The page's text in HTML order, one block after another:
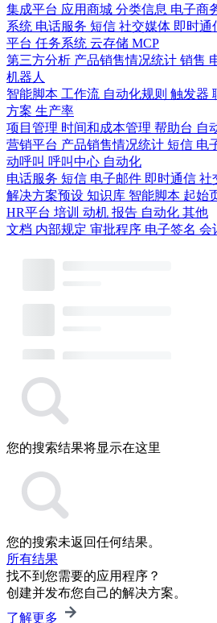
集成平台 应用商城 分类信息 电子商
系统 电话服务 短信 社交媒体 即时通
平台 任务系统 云存储 MCP
第三方分析 产品销售情况统计 销售
机器人
智能脚本 工作流 自动化规则 触发器
方案 生产率
项目管理 时间和成本管理 帮助台 自
营销平台 产品销售情况统计 短信 电
动呼叫 呼叫中心 自动化
电话服务 短信 电子邮件 即时通信 社
解决方案预设 知识库 智能脚本 起始
HR平台 培训 动机 报告 自动化 其他
文档 内部规定 审批程序 电子签名 会
您的搜索结果将显示在这里
您的搜索未返回任何结果。
所有结果
找不到您需要的应用程序？
创建并发布您自己的解决方案。
了解更多